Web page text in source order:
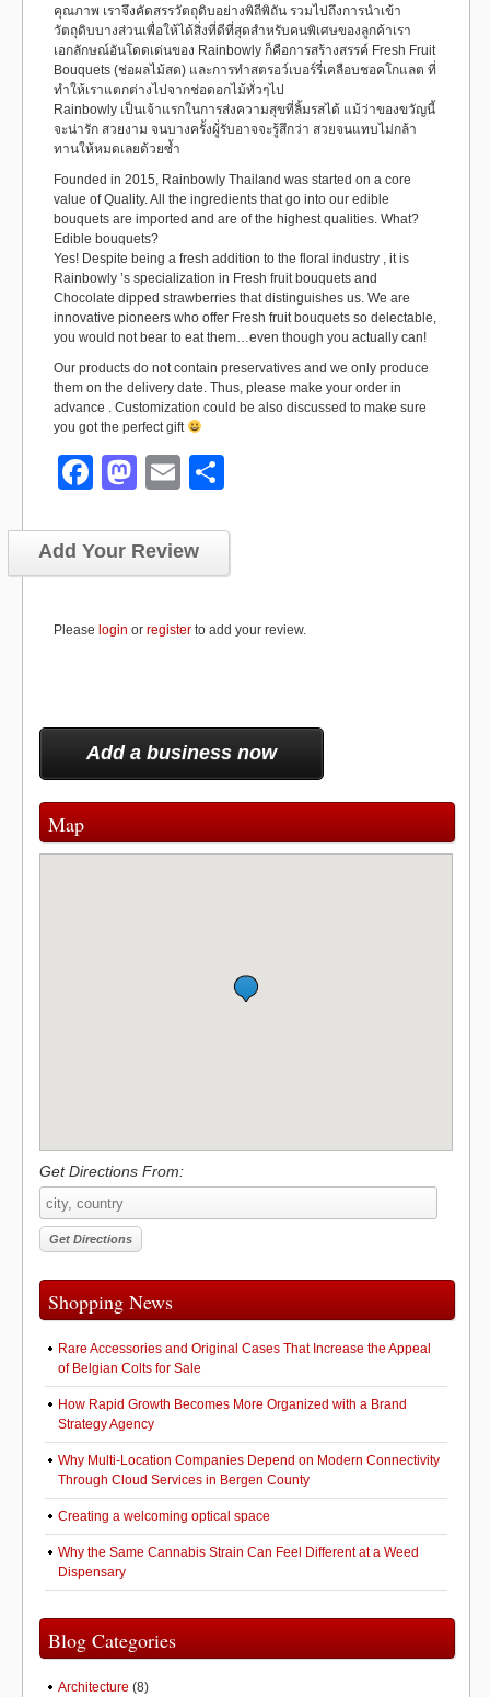
คุณภาพ เราจึงคัดสรรวัตถุดิบอย่างพิถีพิถัน รวมไปถึงการนำเข้า
วัตถุดิบบางส่วนเพื่อให้ได้สิ่งที่ดีที่สุดสำหรับคนพิเศษของลูกค้าเรา
เอกลักษณ์อันโดดเด่นของ Rainbowly ก็คือการสร้างสรรค์ Fresh Fruit
Bouquets (ช่อผลไม้สด) และการทำสตรอว์เบอร์รี่เคลือบชอคโกแลต ที่
ทำให้เราแตกต่างไปจากช่อดอกไม้ทั่วๆไป
Rainbowly เป็นเจ้าแรกในการส่งความสุขที่ลิ้มรสได้ แม้ว่าของขวัญนี้
จะน่ารัก สวยงาม จนบางครั้งผู้่รับอาจจะรู้สึกว่า สวยจนแทบไม่กล้า
ทานให้หมดเลยด้วยซ้ำ
Founded in 2015, Rainbowly Thailand was started on a core
value of Quality. All the ingredients that go into our edible
bouquets are imported and are of the highest qualities. What?
Edible bouquets?
Yes! Despite being a fresh addition to the floral industry , it is
Rainbowly ’s specialization in Fresh fruit bouquets and
Chocolate dipped strawberries that distinguishes us. We are
innovative pioneers who offer Fresh fruit bouquets so delectable,
you would not bear to eat them…even though you actually can!
Our products do not contain preservatives and we only produce
them on the delivery date. Thus, please make your order in
advance . Customization could be also discussed to make sure
you got the perfect gift
F
c
e
o
k
M
st
o
o
E
ail ar
e
Add Your Review
Please login or register to add your review.
Add a business now
Map
Get Directions From:
Shopping News
Rare Accessories and Original Cases That Increase the Appeal
of Belgian Colts for Sale
How Rapid Growth Becomes More Organized with a Brand
Strategy Agency
Why Multi-Location Companies Depend on Modern Connectivity
Through Cloud Services in Bergen County
Creating a welcoming optical space
Why the Same Cannabis Strain Can Feel Different at a Weed
Dispensary
Blog Categories
Architecture (8)